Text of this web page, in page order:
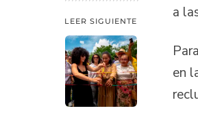
LEER SIGUIENTE
a
en